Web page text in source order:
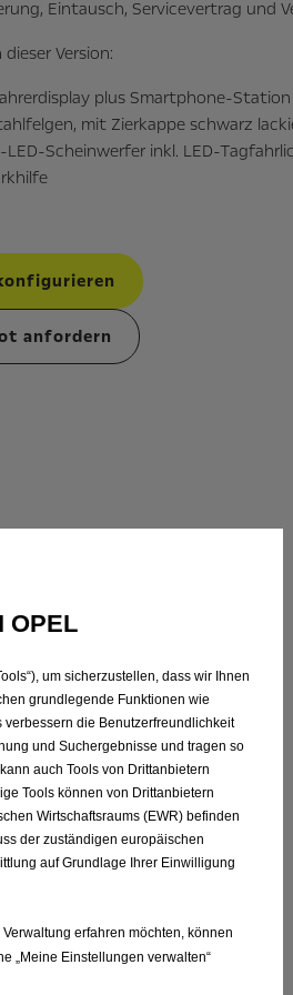
Eintausch, Servicevertrag und
Version:
plus Smartphone-Station
mit Zierkappe schwarz
LED-Scheinwerfer inkl. LED-
anfordern
OPEL
um sicherzustellen, dass wir Ihnen
grundlegende Funktionen wie
die Benutzerfreundlichkeit
und Suchergebnisse und tragen so
auch Tools von Drittanbietern
Tools können von Drittanbietern
Wirtschaftsraums (EWR) befinden
der zuständigen europäischen
auf Grundlage Ihrer Einwilligung
erfahren möchten, können
„Meine Einstellungen verwalten“